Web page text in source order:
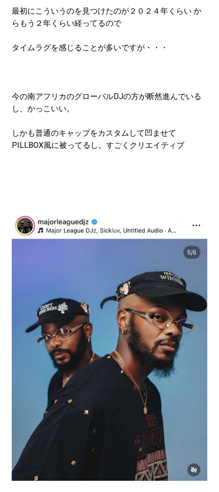
最初にこういうのを見つけたのが２０２４年くらい か
らもう２年くらい経ってるので
タイムラグを感じることが多いですが・・・
今の南アフリカのグローバルDJの方が断然進んでいる
し、かっこいい。
しかも普通のキャップをカスタムして凹ませて
PILLBOX風に被ってるし。すごくクリエイティブ